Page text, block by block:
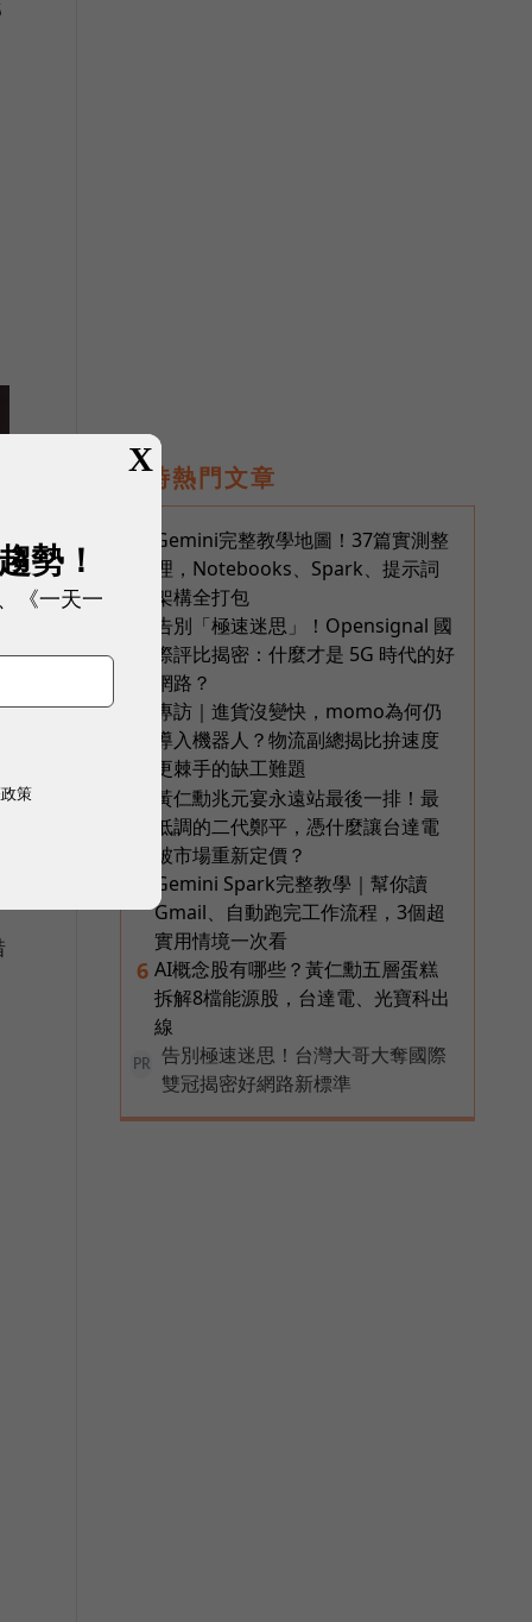
即時熱門文章
Gemini完整教學地圖！37篇實測整
理，Notebooks、Spark、提示詞
架構全打包
告別「極速迷思」！Opensignal 國
際評比揭密：什麼才是 5G 時代的好
網路？
專訪｜進貨沒變快，momo為何仍
導入機器人？物流副總揭比拚速度
更棘手的缺工難題
黃仁勳兆元宴永遠站最後一排！最
低調的二代鄭平，憑什麼讓台達電
被市場重新定價？
Gemini Spark完整教學｜幫你讀
Gmail、自動跑完工作流程，3個超
實用情境一次看
6 AI概念股有哪些？黃仁勳五層蛋糕
拆解8檔能源股，台達電、光寶科出
線
PR
告別極速迷思！台灣大哥大奪國際
雙冠揭密好網路新標準
X
勢！
《一天一
策